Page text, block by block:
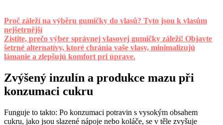
Proč záleží na výběru gumičky do vlasů? Tyto jsou k vlasům
nejšetrnější
Zistite, prečo výber správnej vlasovej gumičky záleží! Objavte
šetrné alternatívy, ktoré chránia vaše vlasy, minimalizujú
lámanie a zlepšujú komfort pri úprave.
Zvýšený inzulín a produkce mazu při
konzumaci cukru
Funguje to takto: Po konzumaci potravin s vysokým obsahem
cukru, jako jsou slazené nápoje nebo koláče, se v těle zvyšuje